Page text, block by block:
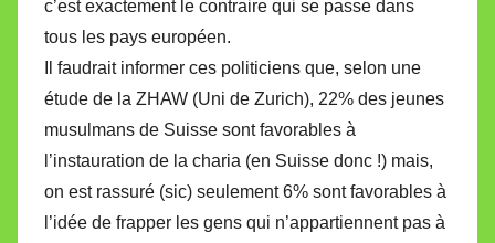
c’est exactement le contraire qui se passe dans
tous les pays européen.
Il faudrait informer ces politiciens que, selon une
étude de la ZHAW (Uni de Zurich), 22% des jeunes
musulmans de Suisse sont favorables à
l’instauration de la charia (en Suisse donc !) mais,
on est rassuré (sic) seulement 6% sont favorables à
l’idée de frapper les gens qui n’appartiennent pas à